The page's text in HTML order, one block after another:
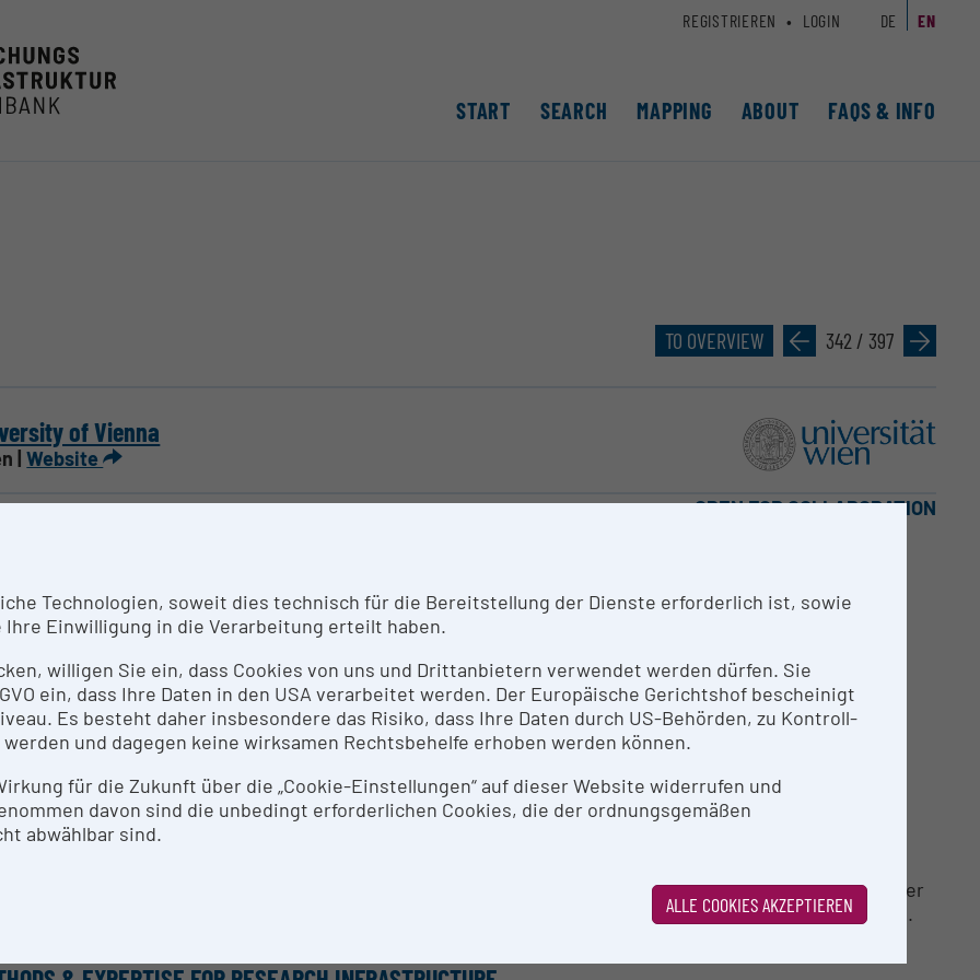
START SEARCH MAPPING ABOUT FAQS & INFO
REGISTRIEREN LOGIN DE EN
TO OVERVIEW » 342 / 397 »
of Vienna
|Website
OPEN FOR COLLABORATION
Picarro G2202-i Analysator dient der Messung von CO2 und CH4 Konzentrationen als auch der
13C und 12 C beider Spezies.
können Gasvolumina von >100 mL gemessen werden. Mit einem vorhandenen Zusatzgerät ist es
Gasvolumina zwischen 20 mL und 30 mL zu messen. Das Gerät ist für Feldmessungen geeignet.
PERSON
Dr. Thomas Reinthaler
SERVICES
werden keine Research Services für diese Forschungsinfrastruktur angeboten. Bei Interesse an einer
thomas.reinthaler@univie.ac.at) in Verbindung.
Technologien, soweit dies technisch für die Bereitstellung der Dienste erforderlich ist, sowie
Einwilligung in die Verarbeitung erteilt haben.
willigen Sie ein, dass Cookies von uns und Drittanbietern verwendet werden dürfen. Sie
ein, dass Ihre Daten in den USA verarbeitet werden. Der Europäische Gerichtshof bescheinigt
Es besteht daher insbesondere das Risiko, dass Ihre Daten durch US-Behörden, zu Kontroll-
und dagegen keine wirksamen Rechtsbehelfe erhoben werden können.
für die Zukunft über die „Cookie-Einstellungen“ auf dieser Website widerrufen und
davon sind die unbedingt erforderlichen Cookies, die der ordnungsgemäßen
abwählbar sind.
ALLE COOKIES AKZEPTIEREN